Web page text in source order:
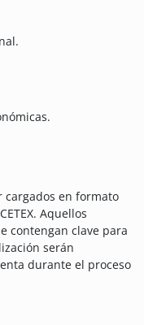
cargados en formato
Aquellos
contengan clave para
serán
durante el proceso